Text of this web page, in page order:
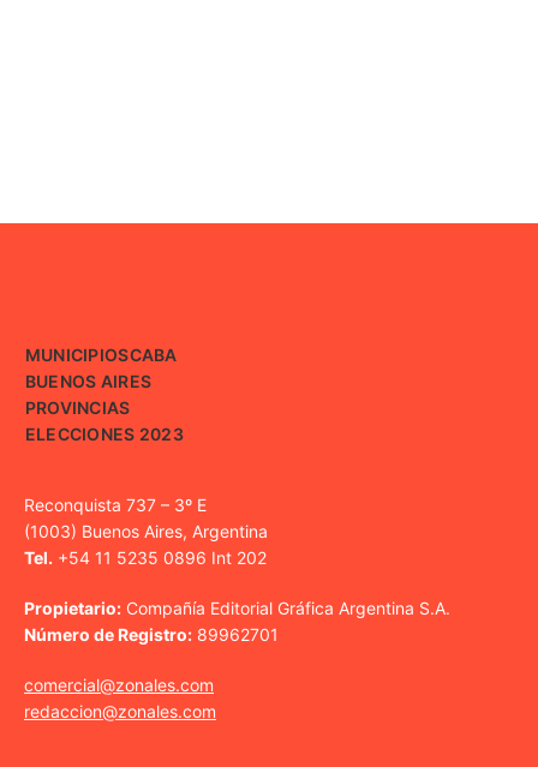
MUNICIPIOSCABA
BUENOS AIRES
PROVINCIAS
ELECCIONES 2023
Reconquista 737 – 3º E
(1003) Buenos Aires, Argentina
Tel. +54 11 5235 0896 Int 202
Propietario: Compañía Editorial Gráfica Argentina S.A.
Número de Registro: 89962701
comercial@zonales.com
redaccion@zonales.com